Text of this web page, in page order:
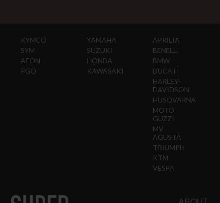
KYMCO
SYM
AEON
PGO
YAMAHA
SUZUKI
HONDA
KAWASAKI
APRILIA
BENELLI
BMW
DUCATI
HARLEY-
DAVIDSON
HUSQVARNA
MOTO
GUZZI
MV
AGUSTA
TRIUMPH
KTM
VESPA